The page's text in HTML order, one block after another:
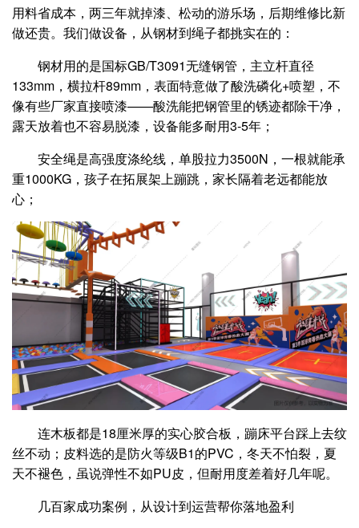
用料省成本，两三年就掉漆、松动的游乐场，后期维修比新
做还贵。我们做设备，从钢材到绳子都挑实在的：
钢材用的是国标GB/T3091无缝钢管，主立杆直径
133mm，横拉杆89mm，表面特意做了酸洗磷化+喷塑，不
像有些厂家直接喷漆——酸洗能把钢管里的锈迹都除干净，
露天放着也不容易脱漆，设备能多耐用3-5年；
安全绳是高强度涤纶线，单股拉力3500N，一根就能承
重1000KG，孩子在拓展架上蹦跳，家长隔着老远都能放
心；
连木板都是18厘米厚的实心胶合板，蹦床平台踩上去纹
丝不动；皮料选的是防火等级B1的PVC，冬天不怕裂，夏
天不褪色，虽说弹性不如PU皮，但耐用度差着好几年呢。
几百家成功案例，从设计到运营帮你落地盈利